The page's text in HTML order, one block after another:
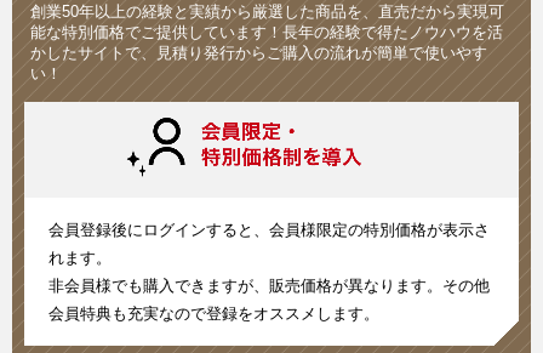
創業50年以上の経験と実績から厳選した商品を、直売だから実現可
能な特別価格でご提供しています！長年の経験で得たノウハウを活
かしたサイトで、見積り発行からご購入の流れが簡単で使いやす
い！
会員登録後にログインすると、会員様限定の特別価格が表示さ
れます。
非会員様でも購入できますが、販売価格が異なります。その他
会員特典も充実なので登録をオススメします。